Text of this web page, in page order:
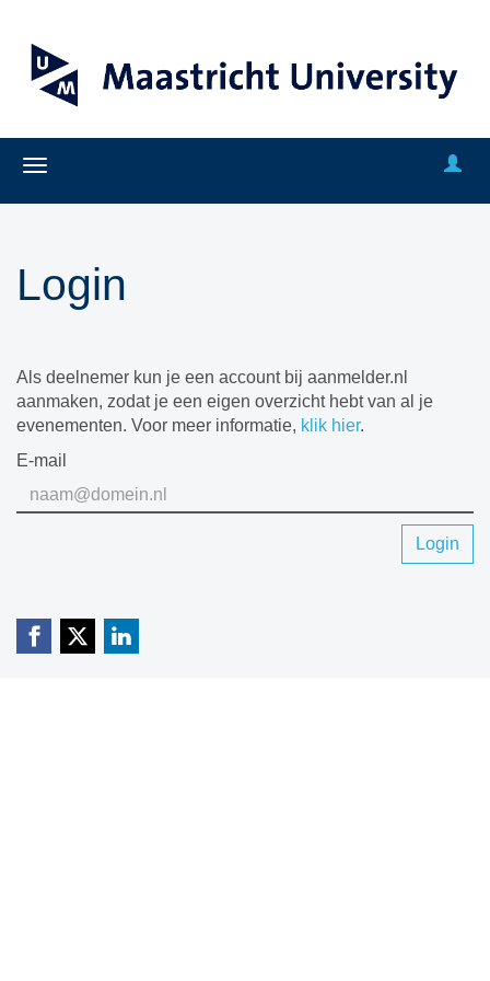
Login
Als deelnemer kun je een account bij aanmelder.nl
aanmaken, zodat je een eigen overzicht hebt van al je
evenementen. Voor meer informatie, klik hier.
E-mail
Login